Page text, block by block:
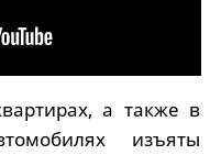
а также в
изъяты